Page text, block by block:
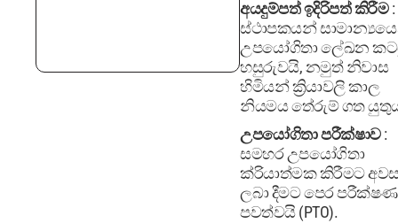
අයදුම්පත් ඉදිරිපත් කිරීම:
ස්ථාපකයන්
උපයෝගිතා ලේඛන
හසුරුවයි, නමුත් නිවාස
හිමියන් ක්‍රියාවලි කාල
නියමය තේරුම් ගත
උපයෝගිතා පරීක්ෂාව:
සමහර උපයෝගිතා
ක්රියාත්මක කිරීමට
ලබා දීමට පෙර පරීක්ෂණ
පවත්වයි (PTO).